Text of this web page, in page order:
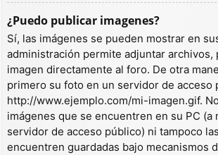
¿Puedo publicar imagenes?
Sí, las imágenes se pueden mostrar en
administración permite adjuntar archivos,
imagen directamente al foro. De otra
primero su foto en un servidor de acceso
http://www.ejemplo.com/mi-imagen.gif.
imágenes que se encuentren en su PC (a
servidor de acceso público) ni tampoco
encuentren guardadas bajo mecanismos